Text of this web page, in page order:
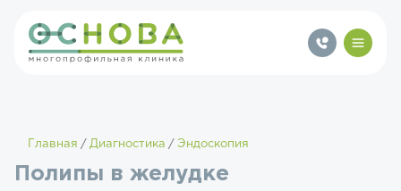
Главная Диагностика Эндоскопия
Полипы в желудке